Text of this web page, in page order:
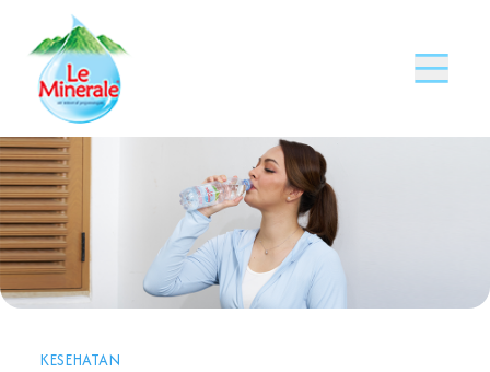
KESEHATAN